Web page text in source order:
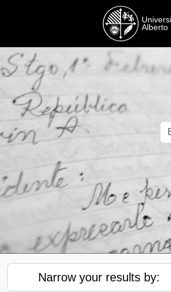
Narrow your results by: